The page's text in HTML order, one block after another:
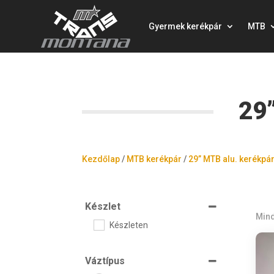
Gyermek kerékpár MTB
Kezdőlap/ MTB kerékpár / 29” MTB alu. kerékpár
Készlet
Készleten
Váztípus